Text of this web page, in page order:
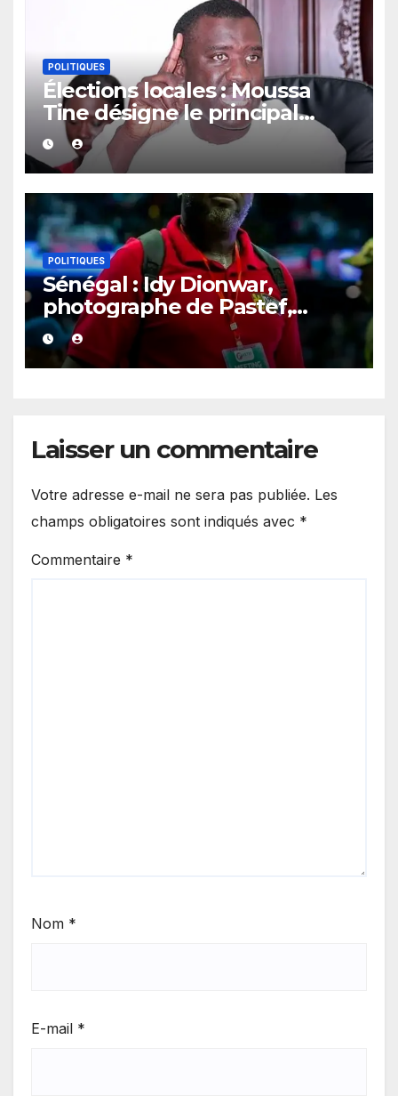
POLITIQUES
Élections locales : Moussa
Tine désigne le principal
point de blocage
POLITIQUES
Sénégal : Idy Dionwar,
photographe de Pastef,
convoqué à la gendarmerie
de Niodior
Laisser un commentaire
Votre adresse e-mail ne sera pas publiée. Les
champs obligatoires sont indiqués avec *
Commentaire *
Nom *
E-mail *